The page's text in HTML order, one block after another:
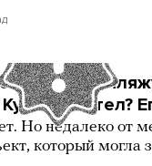
попал по
он летел?
Но недалеко от
который могла